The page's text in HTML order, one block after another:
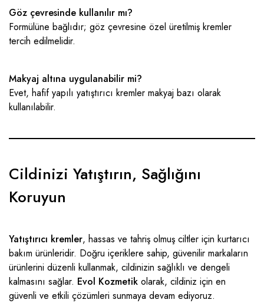
Göz çevresinde kullanılır mı?
Formülüne bağlıdır; göz çevresine özel üretilmiş kremler
tercih edilmelidir.
Makyaj altına uygulanabilir mi?
Evet, hafif yapılı yatıştırıcı kremler makyaj bazı olarak
kullanılabilir.
Cildinizi Yatıştırın, Sağlığını
Koruyun
Yatıştırıcı kremler, hassas ve tahriş olmuş ciltler için kurtarıcı
bakım ürünleridir. Doğru içeriklere sahip, güvenilir markaların
ürünlerini düzenli kullanmak, cildinizin sağlıklı ve dengeli
kalmasını sağlar. Evol Kozmetik olarak, cildiniz için en
güvenli ve etkili çözümleri sunmaya devam ediyoruz.